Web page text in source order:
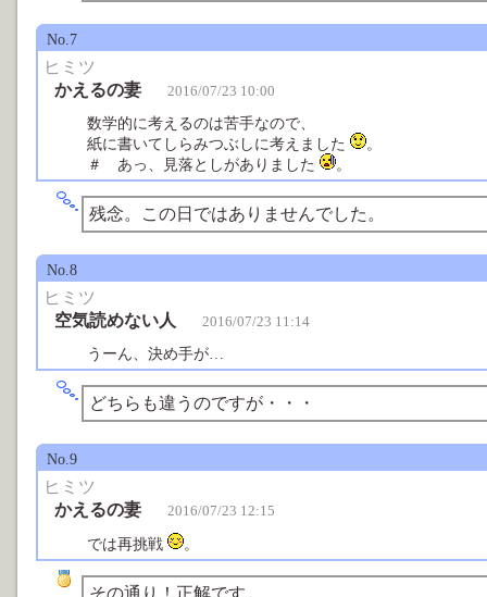
No.7
ヒミツ
かえるの妻
2016/07/23 10:00
数学的に考えるのは苦手なので、
紙に書いてしらみつぶしに考えました
。
＃ あっ、見落としがありました
。
残念。この日ではありませんでした。
No.8
ヒミツ
空気読めない人
2016/07/23 11:14
うーん、決め手が…
どちらも違うのですが・・・
No.9
ヒミツ
かえるの妻
2016/07/23 12:15
では再挑戦 。
その通り！正解です。